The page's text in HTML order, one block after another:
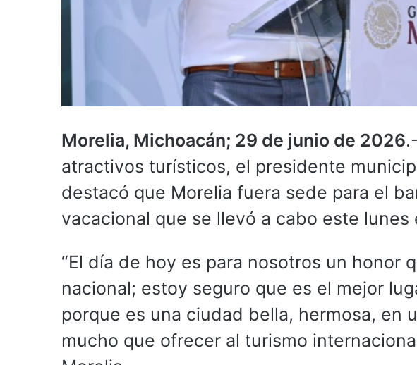
Morelia, Michoacán; 29 de junio de 2026
atractivos turísticos, el presidente
destacó que Morelia fuera sede para el
vacacional que se llevó a cabo este
“El día de hoy es para nosotros un honor
nacional; estoy seguro que es el mejor
porque es una ciudad bella, hermosa, en
mucho que ofrecer al turismo